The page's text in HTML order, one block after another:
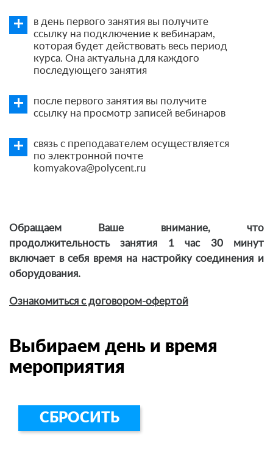
в день первого занятия вы получите
ссылку на подключение к вебинарам,
которая будет действовать весь период
курса. Она актуальна для каждого
последующего занятия
после первого занятия вы получите
ссылку на просмотр записей вебинаров
связь с преподавателем осуществляется
по электронной почте
komyakova@polycent.ru
Обращаем Ваше внимание, что
продолжительность занятия 1 час 30 минут
включает в себя время на настройку соединения и
оборудования.
Ознакомиться с договором-офертой
Выбираем день и время
мероприятия
СБРОСИТЬ